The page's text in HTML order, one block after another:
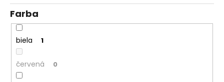
Farba
biela 1
červená 0
O
d
p
o